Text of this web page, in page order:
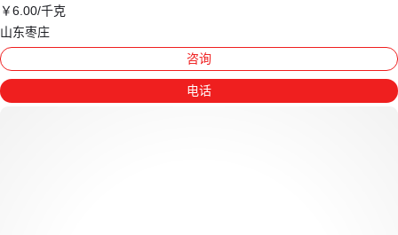
￥6 .00/千克
山东枣庄
咨询
电话